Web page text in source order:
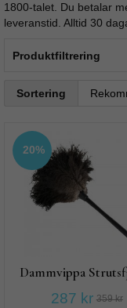
1800-talet. Du betalar
leveranstid. Alltid 30
Produktfiltrering
Sortering
20%
Dammvippa
287 kr 359 kr